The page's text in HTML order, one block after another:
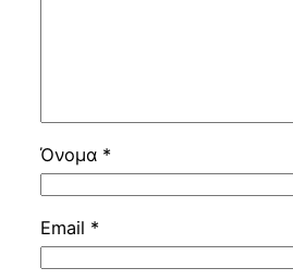
Όνομα *
Email *